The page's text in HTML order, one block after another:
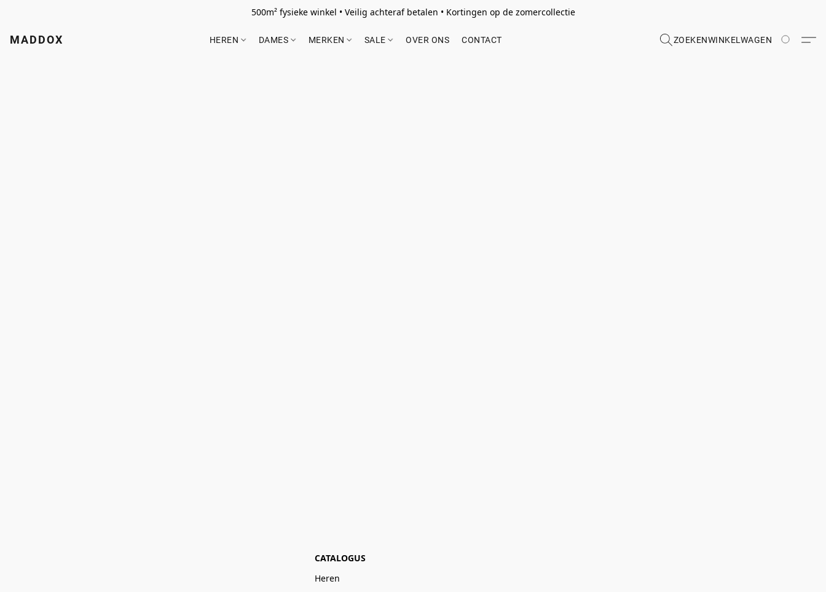
500m² fysieke winkel • Veilig achteraf betalen • Kortingen op de zomercollectie
MADDOX HEREN DAMES MERKEN SALE OVER ONS CONTACT ZOEKENWINKELWAGEN
CATALOGUS
Heren